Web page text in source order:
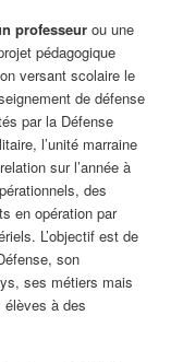
professeurou une
pédagogique
versant scolaire le
de défense
par la Défense
l’unité marraine
sur l’année à
des
en opération par
L’objectif est de
son
ses métiers mais
à des